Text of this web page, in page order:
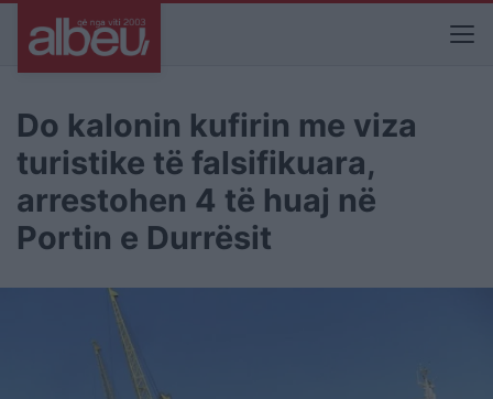
Do kalonin kufirin me viza
turistike të falsifikuara,
arrestohen 4 të huaj në
Portin e Durrësit